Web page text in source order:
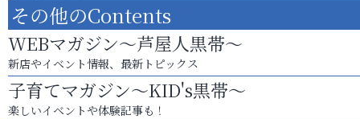
その他のContents
WEBマガジン～芦屋人黒帯～
新店やイベント情報、最新トピックス
子育てマガジン～KID's黒帯～
楽しいイベントや体験記事も！